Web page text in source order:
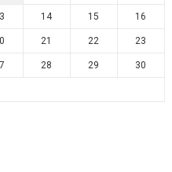
14 15 16
21 22 23
28 29 30